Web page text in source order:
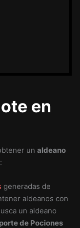
en
unaldeano
generadas de
aldeanos con
un aldeano
de Pociones